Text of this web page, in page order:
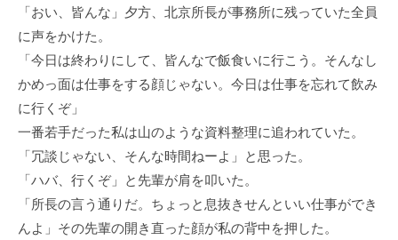
「おい、皆んな」夕方、北京所長が事務所に残っていた全員
に声をかけた。
「今日は終わりにして、皆んなで飯食いに行こう。そんなし
かめっ面は仕事をする顔じゃない。今日は仕事を忘れて飲み
に行くぞ」
一番若手だった私は山のような資料整理に追われていた。
「冗談じゃない、そんな時間ねーよ」と思った。
「ハバ、行くぞ」と先輩が肩を叩いた。
「所長の言う通りだ。ちょっと息抜きせんといい仕事ができ
んよ」その先輩の開き直った顔が私の背中を押した。